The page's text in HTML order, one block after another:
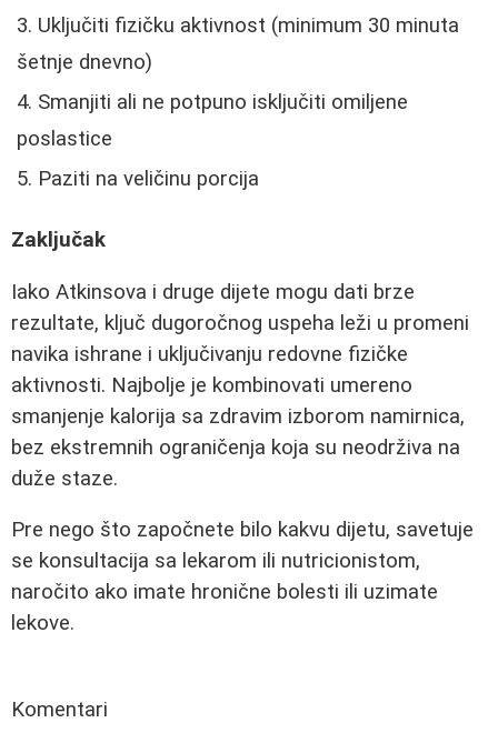
Uključiti fizičku aktivnost (minimum 30 minuta
šetnje dnevno)
Smanjiti ali ne potpuno isključiti omiljene
poslastice
Paziti na veličinu porcija
Zaključak
Iako Atkinsova i druge dijete mogu dati brze
rezultate, ključ dugoročnog uspeha leži u promeni
navika ishrane i uključivanju redovne fizičke
aktivnosti. Najbolje je kombinovati umereno
smanjenje kalorija sa zdravim izborom namirnica,
bez ekstremnih ograničenja koja su neodrživa na
duže staze.
Pre nego što započnete bilo kakvu dijetu, savetuje
se konsultacija sa lekarom ili nutricionistom,
naročito ako imate hronične bolesti ili uzimate
lekove.
Komentari